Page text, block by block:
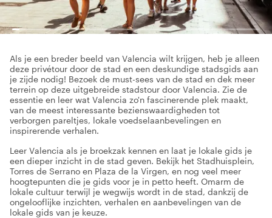
Als je een breder beeld van Valencia wilt krijgen, heb je alleen
deze privétour door de stad en een deskundige stadsgids aan
je zijde nodig! Bezoek de must-sees van de stad en dek meer
terrein op deze uitgebreide stadstour door Valencia. Zie de
essentie en leer wat Valencia zo'n fascinerende plek maakt,
van de meest interessante bezienswaardigheden tot
verborgen pareltjes, lokale voedselaanbevelingen en
inspirerende verhalen.
Leer Valencia als je broekzak kennen en laat je lokale gids je
een dieper inzicht in de stad geven. Bekijk het Stadhuisplein,
Torres de Serrano en Plaza de la Virgen, en nog veel meer
hoogtepunten die je gids voor je in petto heeft. Omarm de
lokale cultuur terwijl je wegwijs wordt in de stad, dankzij de
ongelooflijke inzichten, verhalen en aanbevelingen van de
lokale gids van je keuze.